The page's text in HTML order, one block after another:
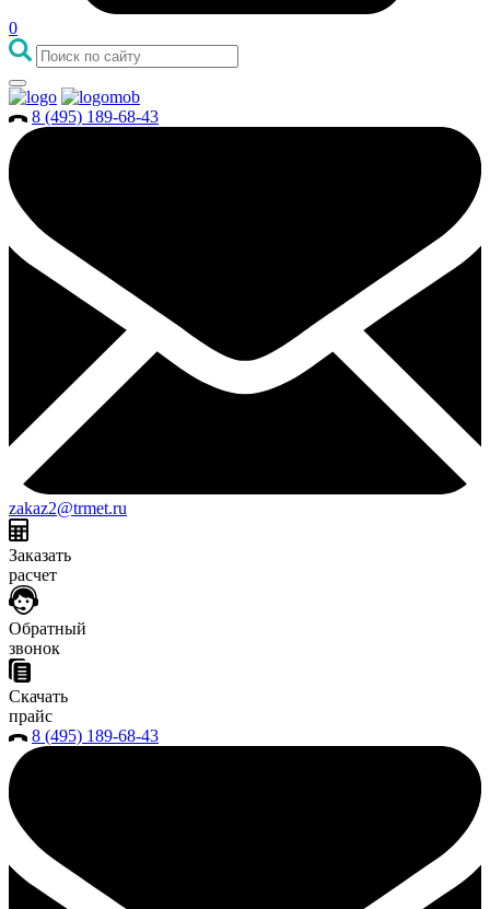
0
8 (495) 189-68-43
zakaz2@trmet.ru
Заказать
расчет
Обратный
звонок
Скачать
прайс
8 (495) 189-68-43